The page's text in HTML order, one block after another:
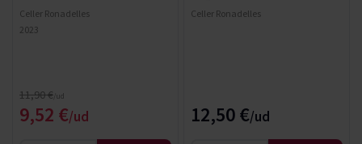
Celler Ronadelles
2023
Precio especial
9,52 €
Precio normal
11,90 €
Celler Ronadelles
12,50 €